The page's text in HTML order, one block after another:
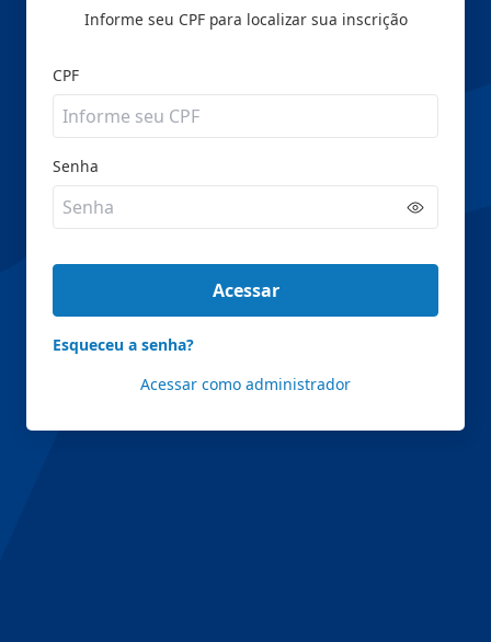
Informe seu CPF para localizar sua inscrição
CPF
Senha
Acessar
Esqueceu a senha?
Acessar como administrador